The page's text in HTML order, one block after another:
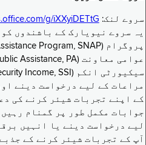
سروے لنک: g/iXXyiDETtG
یہ سروے نیویارک کے باشندوں
مراعات کے لیے درخواست دینے
کے اپنے تجربات شیئر کرنے کی
جوابات مکمل طور پر گمنام
لیے درخواست دینے یا انہیں
آپ کے تجربات شیئر کرنے کے